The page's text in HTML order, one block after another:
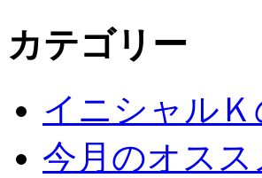
カテゴリー
イニシャル
今月のオスス